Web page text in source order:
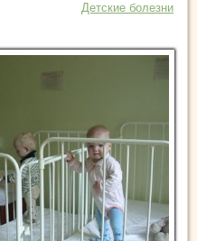
Детские болезни